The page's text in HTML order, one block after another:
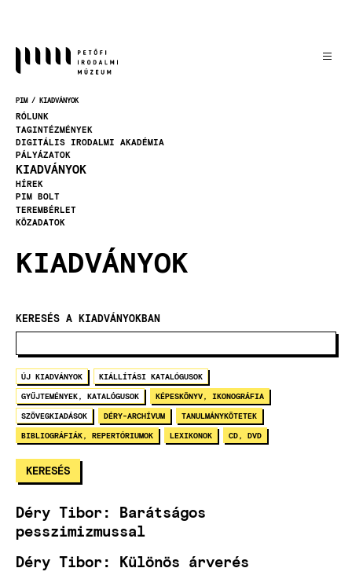
MORZSA
PIM KIADVÁNYOK
RÓLUNK
TAGINTÉZMÉNYEK
DIGITÁLIS IRODALMI AKADÉMIA
PÁLYÁZATOK
KIADVÁNYOK
HÍREK
PIM BOLT
TEREMBÉRLET
KÖZADATOK
KIADVÁNYOK
KERESÉS A KIADVÁNYOKBAN
ÚJ KIADVÁNYOK KIÁLLÍTÁSI KATALÓGUSOK
GYŰJTEMÉNYEK, KATALÓGUSOK KÉPESKÖNYV, IKONOGRÁFIA
SZÖVEGKIADÁSOK DÉRY-ARCHÍVUM TANULMÁNYKÖTETEK
BIBLIOGRÁFIÁK, REPERTÓRIUMOK LEXIKONOK CD, DVD
Déry Tibor: Barátságos
pesszimizmussal
Déry Tibor: Különös árverés